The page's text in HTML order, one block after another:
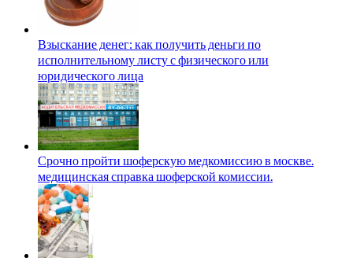
Взыскание денег: как получить деньги по
исполнительному листу с физического или
юридического лица
Срочно пройти шоферскую медкомиссию в москве.
медицинская справка шоферской комиссии.